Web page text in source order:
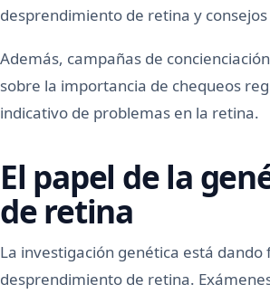
desprendimiento de retina y
Además, campañas de
sobre la importancia de chequeos
indicativo de problemas en la retina.
El papel de la
de retina
La investigación genética está
desprendimiento de retina.